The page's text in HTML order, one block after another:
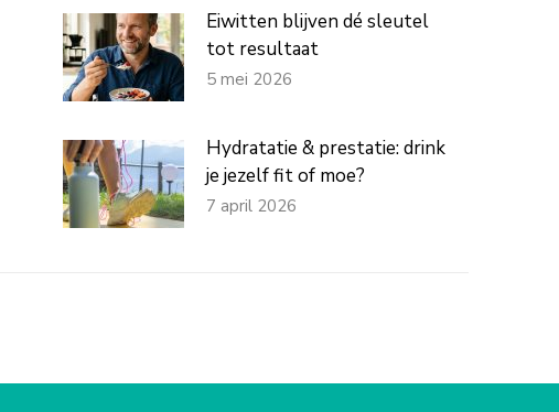
Eiwitten blijven dé sleutel
tot resultaat
5 mei 2026
Hydratatie & prestatie: drink
je jezelf fit of moe?
7 april 2026